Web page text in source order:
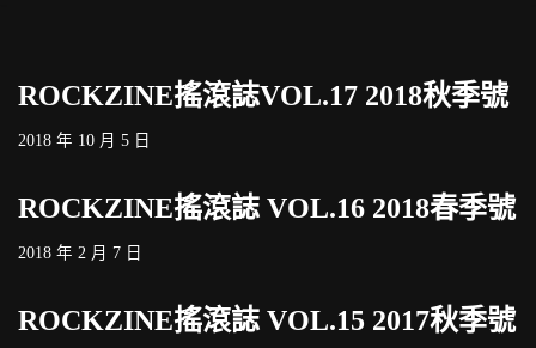
ROCKZINE搖滾誌VOL.17 2018秋季號
2018 年 10 月 5 日
ROCKZINE搖滾誌 VOL.16 2018春季號
2018 年 2 月 7 日
ROCKZINE搖滾誌 VOL.15 2017秋季號